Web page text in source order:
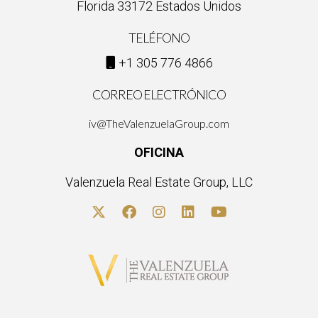
Florida 33172 Estados Unidos
TELÉFONO
+1 305 776 4866
CORREO ELECTRÓNICO
iv@TheValenzuelaGroup.com
OFICINA
Valenzuela Real Estate Group, LLC